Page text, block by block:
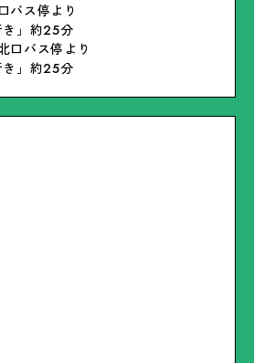
バス停より
き」約25分
口バス停より
き」約25分